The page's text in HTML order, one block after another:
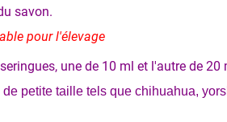
savon.
pour l'élevage
une de 10 ml et l'autre de 20
petite taille tels que chihuahua,